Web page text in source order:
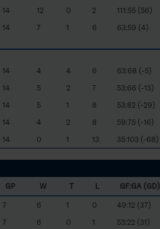
14 12 0 2 111:55 (56)
14 7 1 6 63:59 (4)
14 4 4 6 63:68 (-5)
14 5 2 7 53:66 (-13)
14 5 1 8 53:82 (-29)
14 4 2 8 59:75 (-16)
14 0 1 13 35:103 (-68)
GP W T L GF:GA (GD)
7 6 1 0 49:12 (37)
7 6 0 1 53:22 (31)